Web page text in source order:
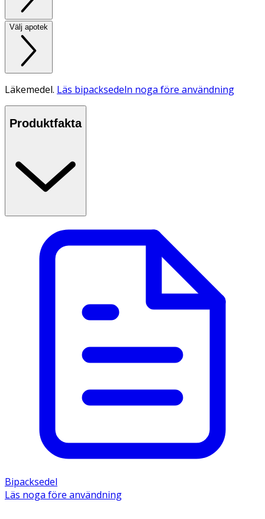
Välj apotek
Läkemedel. Läs bipacksedeln noga före användning
Produktfakta
Bipacksedel
Läs noga före användning